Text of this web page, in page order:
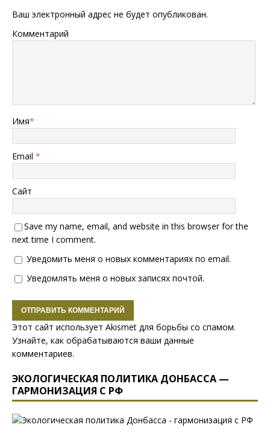
Ваш электронный адрес не будет опубликован.
Комментарий
Имя*
Email *
Сайт
Save my name, email, and website in this browser for the
next time I comment.
Уведомить меня о новых комментариях по email.
Уведомлять меня о новых записях почтой.
Этот сайт использует Akismet для борьбы со спамом.
Узнайте, как обрабатываются ваши данные
комментариев.
ЭКОЛОГИЧЕСКАЯ ПОЛИТИКА ДОНБАССА —
ГАРМОНИЗАЦИЯ С РФ